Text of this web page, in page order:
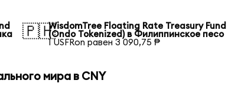
🇵🇭WisdomTree Floating Rate Treasury Fund
(Ondo Tokenized) в Филиппинское песо
1 USFRon равен 3 090,75 ₱
мира в CNY